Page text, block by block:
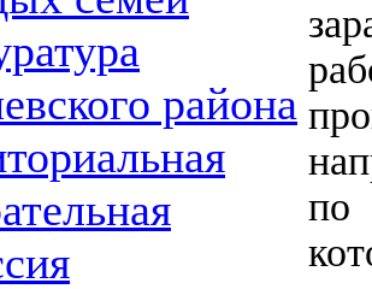
района
по